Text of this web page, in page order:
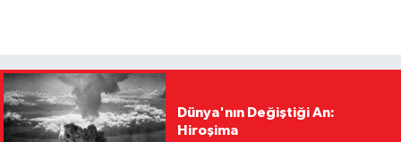
Dünya'nın Değiştiği An:
Hiroşima